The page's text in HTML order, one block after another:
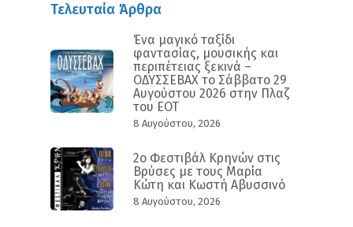
Τελευταία Άρθρα
Ένα μαγικό ταξίδι
φαντασίας, μουσικής και
περιπέτειας ξεκινά –
ΟΔΥΣΣΕΒΑΧ το Σάββατο 29
Αυγούστου 2026 στην Πλαζ
του ΕΟΤ
8 Αυγούστου, 2026
2ο Φεστιβάλ Κρηνών στις
Βρύσες με τους Μαρία
Κώτη και Κωστή Αβυσσινό
8 Αυγούστου, 2026